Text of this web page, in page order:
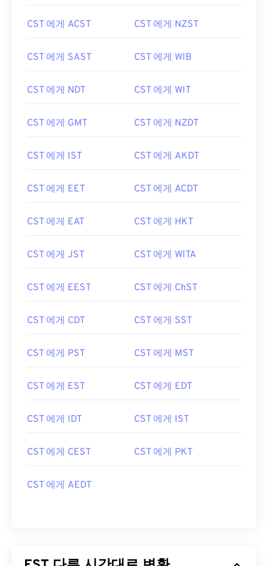
CST 에게 ACST CST 에게 NZST
CST 에게 SAST CST 에게 WIB
CST 에게 NDT CST 에게 WIT
CST 에게 GMT CST 에게 NZDT
CST 에게 IST CST 에게 AKDT
CST 에게 EET CST 에게 ACDT
CST 에게 EAT CST 에게 HKT
CST 에게 JST CST 에게 WITA
CST 에게 EEST CST 에게 ChST
CST 에게 CDT CST 에게 SST
CST 에게 PST CST 에게 MST
CST 에게 EST CST 에게 EDT
CST 에게 IDT CST 에게 IST
CST 에게 CEST CST 에게 PKT
CST 에게 AEDT